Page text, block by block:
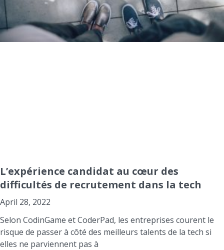
L’expérience candidat au cœur des
difficultés de recrutement dans la tech
April 28, 2022
Selon CodinGame et CoderPad, les entreprises courent le
risque de passer à côté des meilleurs talents de la tech si
elles ne parviennent pas à